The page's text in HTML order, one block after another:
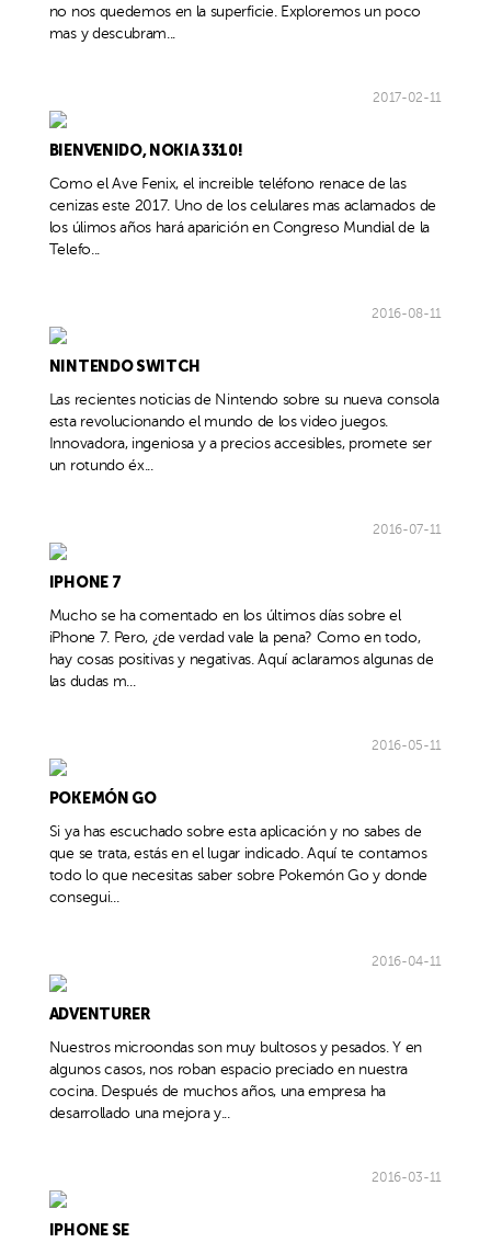
no nos quedemos en la superficie. Exploremos un poco
mas y descubram...
2017-02-11
BIENVENIDO, NOKIA 3310!
Como el Ave Fenix, el increible teléfono renace de las
cenizas este 2017. Uno de los celulares mas aclamados de
los úlimos años hará aparición en Congreso Mundial de la
Telefo...
2016-08-11
NINTENDO SWITCH
Las recientes noticias de Nintendo sobre su nueva consola
esta revolucionando el mundo de los video juegos.
Innovadora, ingeniosa y a precios accesibles, promete ser
un rotundo éx...
2016-07-11
IPHONE 7
Mucho se ha comentado en los últimos días sobre el
iPhone 7. Pero, ¿de verdad vale la pena? Como en todo,
hay cosas positivas y negativas. Aquí aclaramos algunas de
las dudas m...
2016-05-11
POKEMÓN GO
Si ya has escuchado sobre esta aplicación y no sabes de
que se trata, estás en el lugar indicado. Aquí te contamos
todo lo que necesitas saber sobre Pokemón Go y donde
consegui...
2016-04-11
ADVENTURER
Nuestros microondas son muy bultosos y pesados. Y en
algunos casos, nos roban espacio preciado en nuestra
cocina. Después de muchos años, una empresa ha
desarrollado una mejora y...
2016-03-11
IPHONE SE